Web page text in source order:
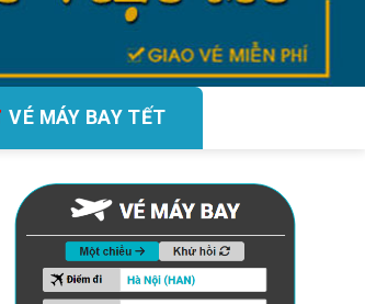
VÉ MÁY BAY TẾT